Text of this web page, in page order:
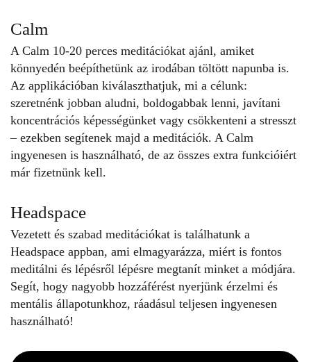
Calm
A Calm 10-20 perces meditációkat ajánl, amiket
könnyedén beépíthetünk az irodában töltött napunba is.
Az applikációban kiválaszthatjuk, mi a célunk:
szeretnénk jobban aludni, boldogabbak lenni, javítani
koncentrációs képességünket vagy csökkenteni a stresszt
– ezekben segítenek majd a meditációk. A Calm
ingyenesen is használható, de az összes extra funkcióiért
már fizetnünk kell.
Headspace
Vezetett és szabad meditációkat is találhatunk a
Headspace appban, ami elmagyarázza, miért is fontos
meditálni és lépésről lépésre megtanít minket a módjára.
Segít, hogy nagyobb hozzáférést nyerjünk érzelmi és
mentális állapotunkhoz, ráadásul teljesen ingyenesen
használható!